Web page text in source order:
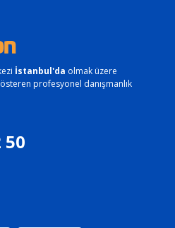
İstanbul'da olmak üzere
profesyonel danışmanlık
50